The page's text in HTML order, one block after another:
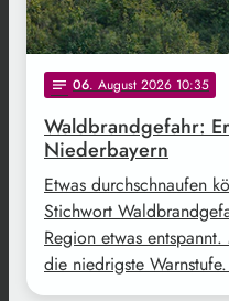
notes 06. August 2026 10:35
Waldbrandgefahr:
Niederbayern
Etwas durchschnaufen
Stichwort
Region etwas
die niedrigste